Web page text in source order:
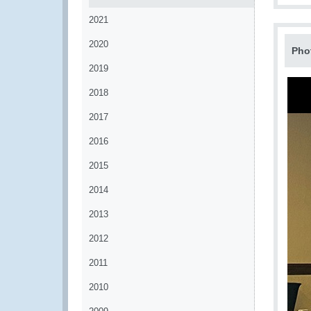
2021
2020
2019
2018
2017
2016
2015
2014
2013
2012
2011
2010